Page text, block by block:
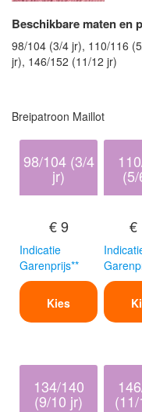
Beschikbare maten en
98/104 (3/4 jr), 110/116
jr), 146/152 (11/12 jr)
Breipatroon Maillot
98/104 (3/4
jr)
€ 9
Indicatie
Garenprijs**
Kies
€
134/140
(9/10 jr)